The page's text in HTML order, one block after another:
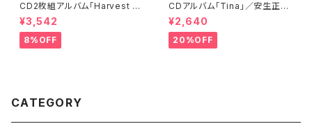
CD2枚組アルバム「Harvest M
elodies」-Peaceful Piano S
eries-／Yuusuke
¥3,542
8%OFF
CDアルバム「Tina」／安生正人
&Yuusuke
¥2,640
20%OFF
CATEGORY